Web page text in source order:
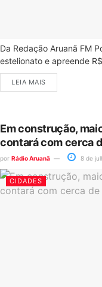
Da Redação Aruanã FM
estelionato e apreende
LEIA MAIS
Em construção,
contará com cerca
por Rádio Aruanã 8 de
CIDADES